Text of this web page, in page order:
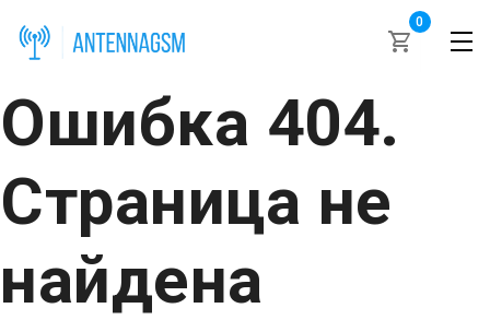
0
Ошибка 404.
Страница не
найдена